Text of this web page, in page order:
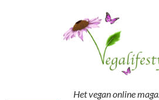
Het vegan online